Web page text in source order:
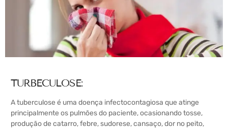
TURBECULOSE:
A tuberculose é uma doença infectocontagiosa que atinge
principalmente os pulmões do paciente, ocasionando tosse,
produção de catarro, febre, sudorese, cansaço, dor no peito,